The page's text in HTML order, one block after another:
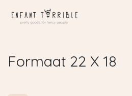
Formaat 22 X 18